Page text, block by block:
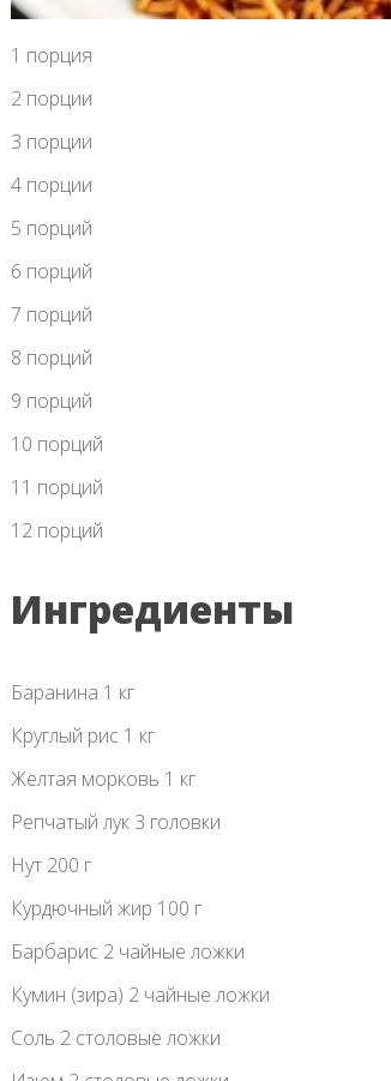
1 порция
2 порции
3 порции
4 порции
5 порций
6 порций
7 порций
8 порций
9 порций
10 порций
11 порций
12 порций
Ингредиенты
Баранина 1 кг
Круглый рис 1 кг
Желтая морковь 1 кг
Репчатый лук 3 головки
Нут 200 г
Курдючный жир 100 г
Барбарис 2 чайные ложки
Кумин (зира) 2 чайные ложки
Соль 2 столовые ложки